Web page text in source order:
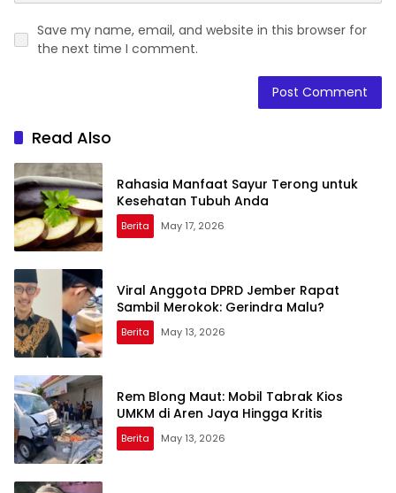
Save my name, email, and website in this browser for
the next time I comment.
Read Also
Rahasia Manfaat Sayur Terong untuk
Kesehatan Tubuh Anda
Berita May 17, 2026
Viral Anggota DPRD Jember Rapat
Sambil Merokok: Gerindra Malu?
Berita May 13, 2026
Rem Blong Maut: Mobil Tabrak Kios
UMKM di Aren Jaya Hingga Kritis
Berita May 13, 2026